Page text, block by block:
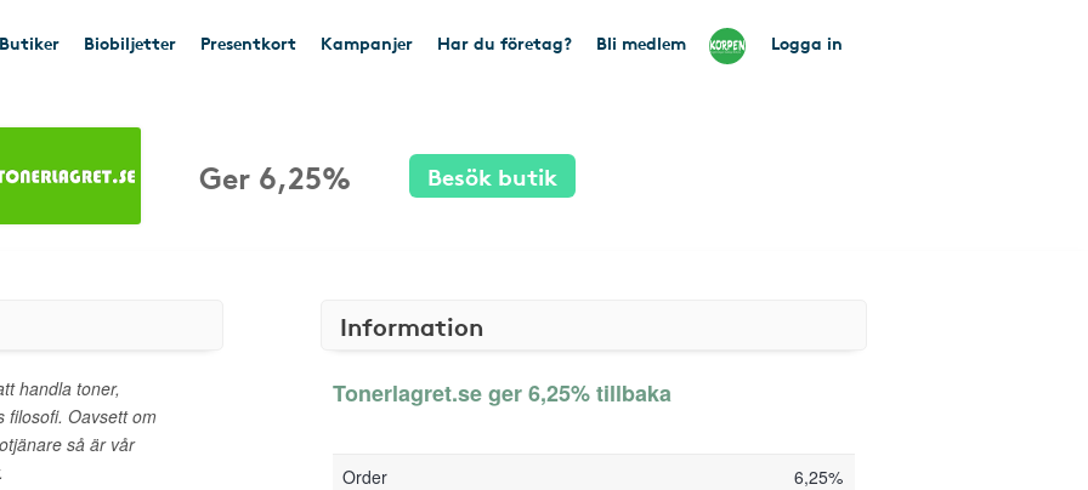
Butiker Biobiljetter Presentkort Kampanjer Har du företag? Bli medlem Logga in
Ger 6,25% Besök butik
handla toner,
filosofi. Oavsett om
så är vår
Information
Tonerlagret.se ger 6,25% tillbaka
Order 6,25%